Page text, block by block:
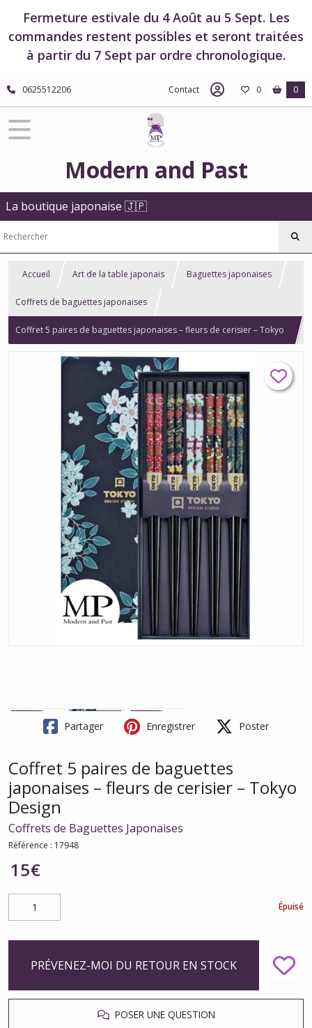
Fermeture estivale du 4 Août au 5 Sept. Les
commandes restent possibles et seront traitées
à partir du 7 Sept par ordre chronologique.
0625512206 Contact 0 0
Modern and Past
La boutique japonaise 🇯🇵
Accueil Art de la table japonais Baguettes japonaises
Coffrets de baguettes japonaises
Coffret 5 paires de baguettes japonaises – fleurs de cerisier – Tokyo
Partager Enregistrer Poster
Coffret 5 paires de baguettes
japonaises – fleurs de cerisier – Tokyo
Design
Coffrets de Baguettes Japonaises
Référence : 17948
15€
Épuisé
PRÉVENEZ-MOI DU RETOUR EN STOCK
POSER UNE QUESTION